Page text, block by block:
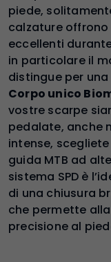
piede,
calzature offrono
eccellenti
in particolare il
distingue per
Corpo unico
vostre scarpe
pedalate, anche
intense, scegliete
guida MTB ad
sistema SPD è
di una chiusura
che permette
precisione al